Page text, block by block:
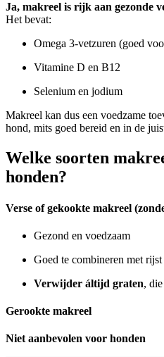
Ja, makreel is rijk aan gezonde
Het bevat:
Omega 3-vetzuren (goed
Vitamine D en B12
Selenium en jodium
Makreel kan dus een voedzame
hond, mits goed bereid en in de
Welke soorten
honden?
Verse of gekookte makreel
Gezond en voedzaam
Goed te combineren met rijst
Verwijder áltijd graten,
Gerookte makreel
Niet aanbevolen voor honden